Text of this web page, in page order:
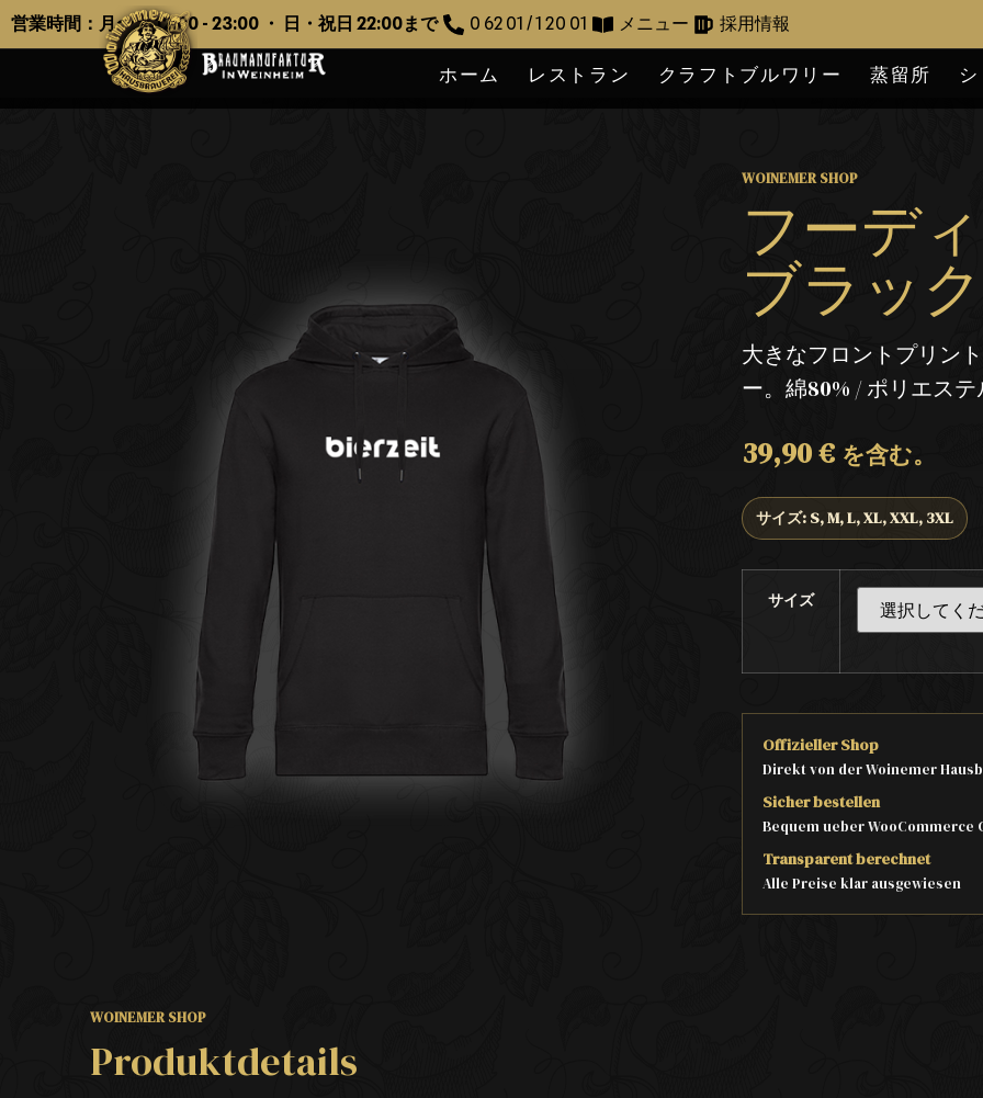
営業時間：月〜土 12:00 - 23:00 ・ 日・祝日 22:00まで 0 62 01 / 1 20 01 メニュー 採用情報
ホーム レストラン クラフトブルワリー 蒸留所
WOINEMER SHOP
フーデ
ブラック
大きなフロントプリン
ー。綿80% / ポリエス
39,90€ を含む。
サイズ: S, M, L, XL, XXL, 3XL
サイズ
Offizieller Shop
Direkt von der Woinemer
Sicher bestellen
Bequem ueber WooCommerce
Transparent berechnet
Alle Preise klar ausgewiesen
WOINEMER SHOP
Produktdetails